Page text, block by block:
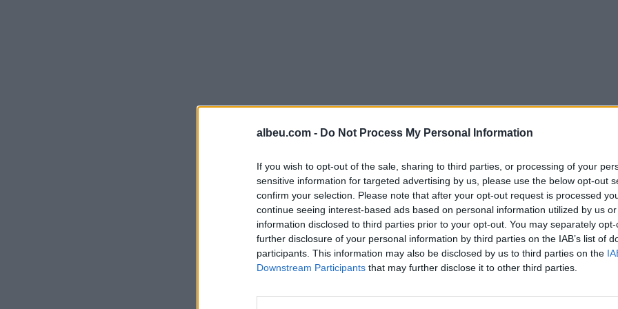
albeu.com - Do Not Process My Personal Information
If you wish to opt-out of the sale, sharing to third parties, or processing of your
sensitive information for targeted advertising by us, please use the below opt-out
confirm your selection. Please note that after your opt-out request is processed
continue seeing interest-based ads based on personal information utilized by us
information disclosed to third parties prior to your opt-out. You may separately
further disclosure of your personal information by third parties on the IAB’s list of
participants. This information may also be disclosed by us to third parties on the
Downstream Participants that may further disclose it to other third parties.